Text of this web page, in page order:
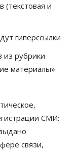
причины
района
атакуют
(текстовая и
гиперссылки
из рубрики
материалы»
СМИ:
связи,